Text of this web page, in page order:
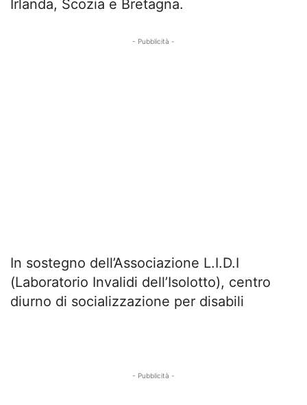
Irlanda, Scozia e Bretagna.
- Pubblicità -
In sostegno dell’Associazione L.I.D.I
(Laboratorio Invalidi dell’Isolotto), centro
diurno di socializzazione per disabili
- Pubblicità -